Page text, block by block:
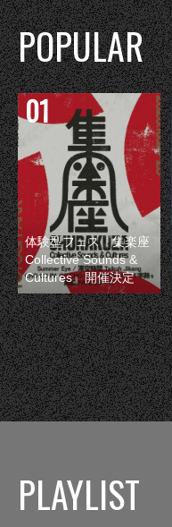
POPULAR
体験型フェス『集楽座
Collective Sounds &
Cultures』開催決定
PLAYLIST